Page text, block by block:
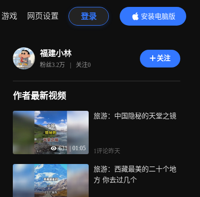
游戏 网页设置 登录
安装电脑版
内容更精彩
福建小林
粉丝3.2万 | 关注0
关注
作者最新视频
631 01:05
旅游：中国隐秘的天堂之镜
1评论昨天
旅游：西藏最美的二十个地
方 你去过几个